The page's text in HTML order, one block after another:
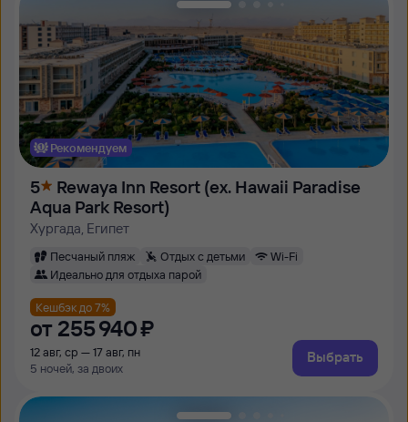
Рекомендуем
5
Rewaya Inn Resort (ex. Hawaii Paradise
Aqua Park Resort)
Хургада, Египет
Песчаный пляж Отдых с детьми
Wi-Fi
Идеально для отдыха парой
Кешбэк до 7%
от 255 ⁠940 ⁠₽
12 авг, ср — 17 авг, пн
5 ночей, за двоих
Выбрать